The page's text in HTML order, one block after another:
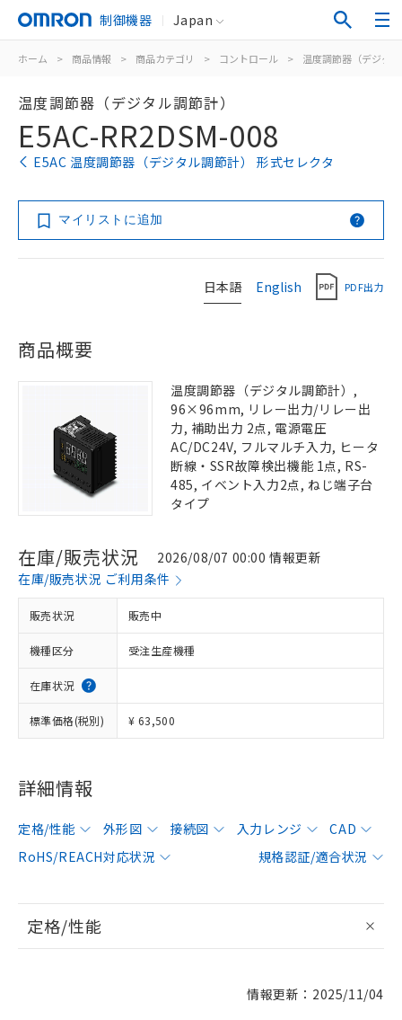
制御機器 Japan
ホーム > 商品情報 > 商品カテゴリ > コントロール > 温度調節器（デジタ
温度調節器（デジタル調節計）
E5AC-RR2DSM-008
E5AC 温度調節器（デジタル調節計） 形式セレクタ
マイリストに追加
日本語 English PDF出力
商品概要
温度調節器（デジタル調節計）,
96×96mm, リレー出力/リレー出
力, 補助出力 2点, 電源電圧
AC/DC24V, フルマルチ入力, ヒータ
断線・SSR故障検出機能 1点, RS-
485, イベント入力2点, ねじ端子台
タイプ
在庫/販売状況
2026/08/07 00:00 情報更新
在庫/販売状況 ご利用条件
販売状況 販売中
機種区分 受注生産機種
在庫状況
標準価格(税別) ¥ 63,500
詳細情報
定格/性能 外形図 接続図 入力レンジ
CAD
RoHS/REACH対応状況
規格認証/適合状況
定格/性能
情報更新：2025/11/04